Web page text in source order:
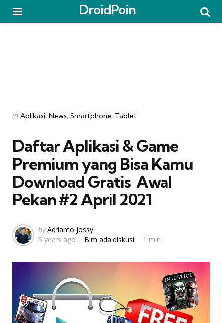
DroidPoin
Categories
Posted
in Aplikasi News Smartphone Tablet
Daftar Aplikasi & Game
Premium yang Bisa Kamu
Download Gratis  Awal
Pekan #2 April 2021
Posted
by
by Adrianto Jossy
5 years ago
Blm ada diskusi 1 min